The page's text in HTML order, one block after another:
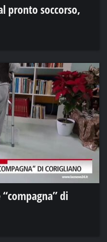
pronto soccorso,
“compagna” di